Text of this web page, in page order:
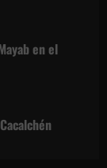
en el